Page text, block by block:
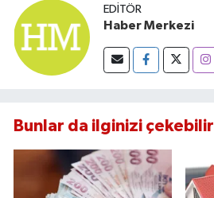
EDITÖR
Haber Merkezi
Bunlar da ilginizi çekebilir